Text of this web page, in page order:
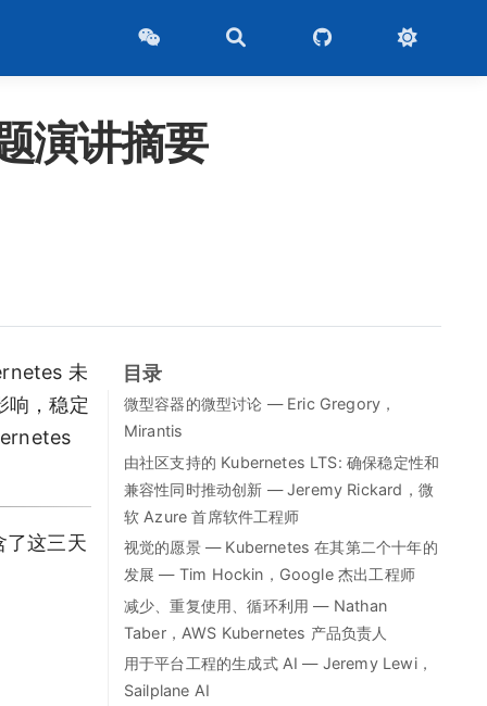
演讲摘要
目录
微型容器的微型讨论 — Eric Gregory，
Mirantis
由社区支持的 Kubernetes LTS: 确保稳定性和
兼容性同时推动创新 — Jeremy Rickard，微
软 Azure 首席软件工程师
视觉的愿景 — Kubernetes 在其第二个十年的
发展 — Tim Hockin，Google 杰出工程师
减少、重复使用、循环利用 — Nathan
Taber，AWS Kubernetes 产品负责人
用于平台工程的生成式 AI — Jeremy Lewi，
Sailplane AI
未
响，稳定
这三天